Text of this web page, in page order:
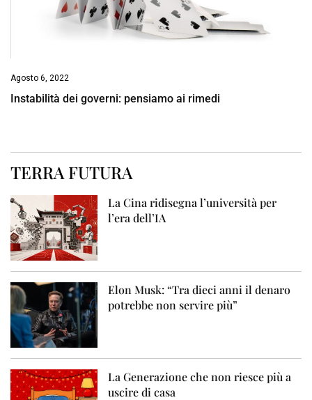
Agosto 6, 2022
Instabilità dei governi: pensiamo ai rimedi
TERRA FUTURA
La Cina ridisegna l’università per
l’era dell’IA
Elon Musk: “Tra dieci anni il denaro
potrebbe non servire più”
La Generazione che non riesce più a
uscire di casa